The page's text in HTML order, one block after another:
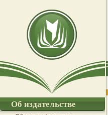
Об издательстве